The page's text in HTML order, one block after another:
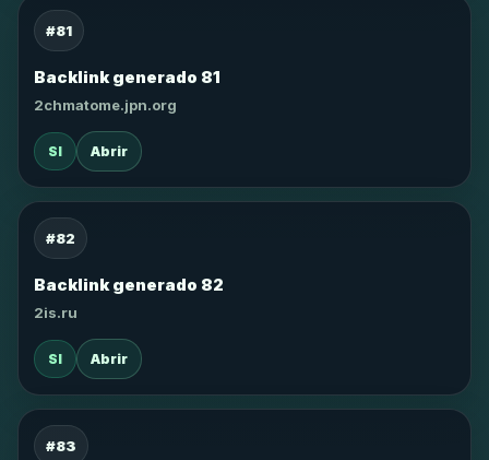
#81
Backlink generado 81
2chmatome.jpn.org
SI Abrir
#82
Backlink generado 82
2is.ru
SI Abrir
#83